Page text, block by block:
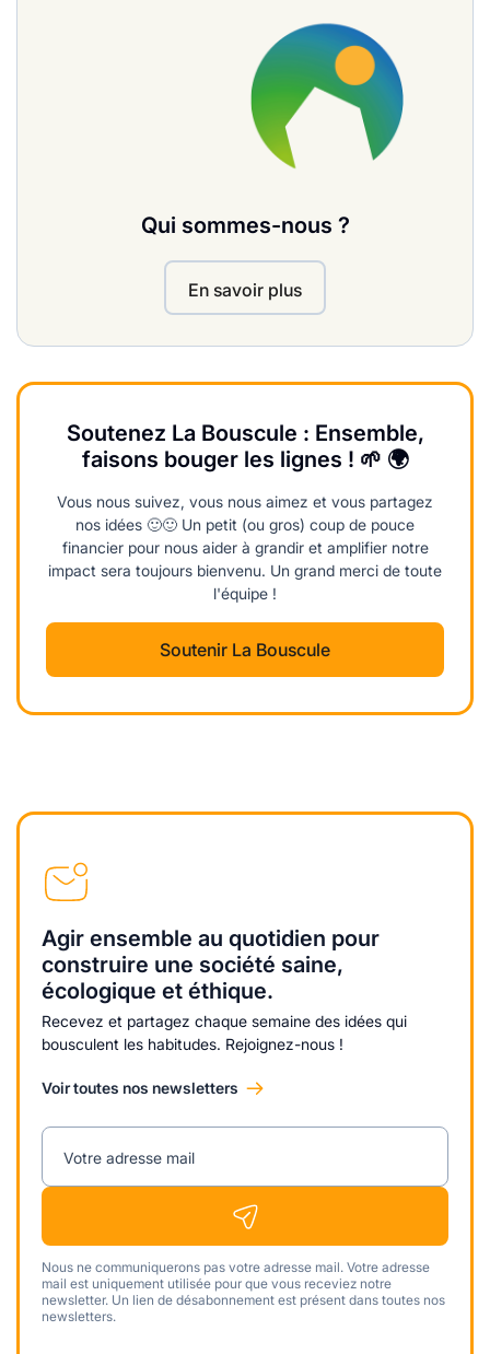
Qui sommes-nous ?
En savoir plus
Soutenez La Bouscule : Ensemble,
faisons bouger les lignes ! 🌱 🌍
Vous nous suivez, vous nous aimez et vous partagez
nos idées 🙂🙂 Un petit (ou gros) coup de pouce
financier pour nous aider à grandir et amplifier notre
impact sera toujours bienvenu. Un grand merci de toute
l'équipe !
Soutenir La Bouscule
Agir ensemble au quotidien pour
construire une société saine,
écologique et éthique.
Recevez et partagez chaque semaine des idées qui
bousculent les habitudes. Rejoignez-nous !
Voir toutes nos newsletters
Votre adresse mail
Nous ne communiquerons pas votre adresse mail. Votre adresse
mail est uniquement utilisée pour que vous receviez notre
newsletter. Un lien de désabonnement est présent dans toutes nos
newsletters.